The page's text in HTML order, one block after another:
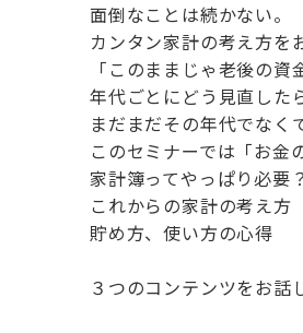
面倒なことは続かない。
カンタン家計の考え方を
「このままじゃ老後の
年代ごとにどう見直した
まだまだその年代でなく
このセミナーでは「お金
家計簿ってやっぱり必要？
これからの家計の考え方
貯め方、使い方の心得
３つのコンテンツをお話